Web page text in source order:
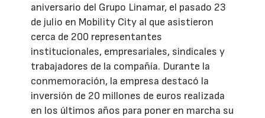
aniversario del Grupo Linamar, el pasado 23
de julio en Mobility City al que asistieron
cerca de 200 representantes
institucionales, empresariales, sindicales y
trabajadores de la compañía. Durante la
conmemoración, la empresa destacó la
inversión de 20 millones de euros realizada
en los últimos años para poner en marcha su